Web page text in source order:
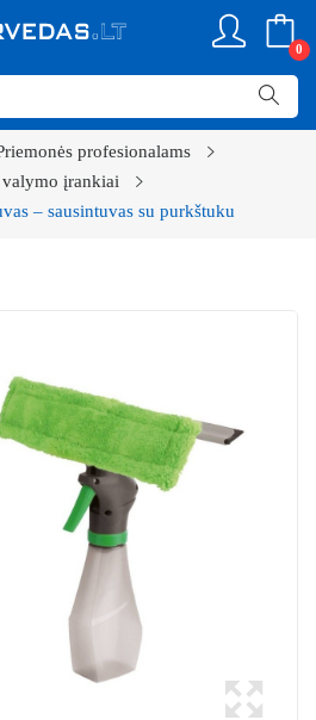
0
profesionalams
valymo įrankiai
– sausintuvas su purkštuku